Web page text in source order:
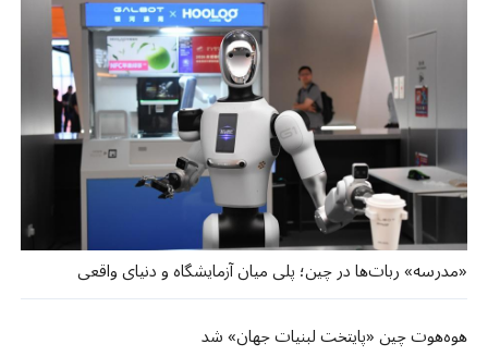
«مدرسه» ربات‌ها در چین؛ پلی میان آزمایشگاه و دنیای واقعی
هوه‌هوت چین «پایتخت لبنیات جهان» شد